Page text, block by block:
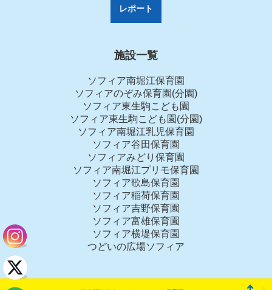
レポート
施設一覧
ソフィア南堀江保育園
ソフィアのぞみ保育園(分園)
ソフィア東生駒こども園
ソフィア東生駒こども園(分園)
ソフィア南堀江乳児保育園
ソフィア谷田保育園
ソフィアみどり保育園
ソフィア南堀江プリモ保育園
ソフィア歌島保育園
ソフィア稲荷保育園
ソフィア吉野保育園
ソフィア富雄保育園
ソフィア横堤保育園
つどいの広場ソフィア